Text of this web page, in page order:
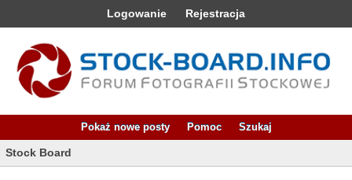
Logowanie Rejestracja
Pokaż nowe posty Pomoc Szukaj
Stock Board